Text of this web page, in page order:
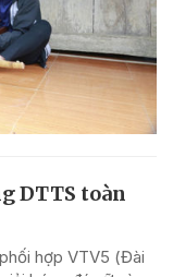
DTTS toàn
hợp VTV5 (Đài